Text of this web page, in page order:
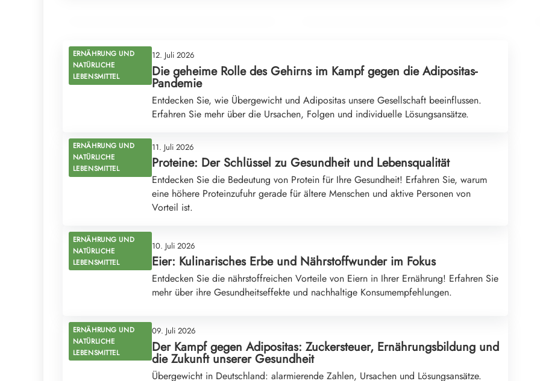
ERNÄHRUNG UND
NATÜRLICHE
LEBENSMITTEL
12. Juli 2026
Die geheime Rolle des Gehirns im Kampf gegen die Adipositas-
Pandemie
Entdecken Sie, wie Übergewicht und Adipositas unsere Gesellschaft beeinflussen.
Erfahren Sie mehr über die Ursachen, Folgen und individuelle Lösungsansätze.
ERNÄHRUNG UND
NATÜRLICHE
LEBENSMITTEL
11. Juli 2026
Proteine: Der Schlüssel zu Gesundheit und Lebensqualität
Entdecken Sie die Bedeutung von Protein für Ihre Gesundheit! Erfahren Sie, warum
eine höhere Proteinzufuhr gerade für ältere Menschen und aktive Personen von
Vorteil ist.
ERNÄHRUNG UND
NATÜRLICHE
LEBENSMITTEL
10. Juli 2026
Eier: Kulinarisches Erbe und Nährstoffwunder im Fokus
Entdecken Sie die nährstoffreichen Vorteile von Eiern in Ihrer Ernährung! Erfahren Sie
mehr über ihre Gesundheitseffekte und nachhaltige Konsumempfehlungen.
ERNÄHRUNG UND
NATÜRLICHE
LEBENSMITTEL
09. Juli 2026
Der Kampf gegen Adipositas: Zuckersteuer, Ernährungsbildung und
die Zukunft unserer Gesundheit
Übergewicht in Deutschland: alarmierende Zahlen, Ursachen und Lösungsansätze.